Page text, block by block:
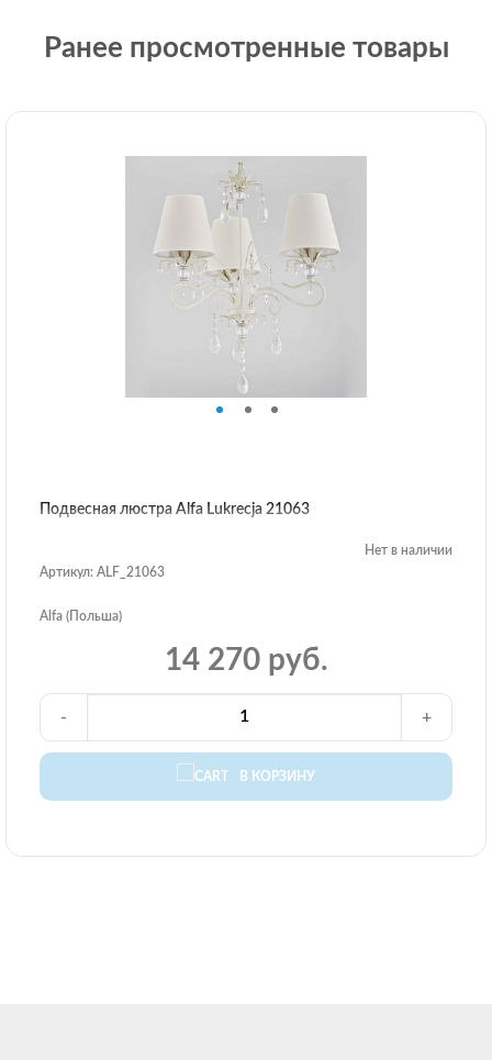
Ранее просмотренные товары
Подвесная люстра Alfa Lukrecja 21063
Нет в наличии
Артикул: ALF_21063
Alfa (Польша)
14 270 руб.
В КОРЗИНУ
- +